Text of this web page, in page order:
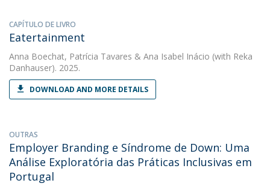
CAPÍTULO DE LIVRO
Eatertainment
Anna Boechat, Patrícia Tavares & Ana Isabel Inácio (with Reka
Danhauser). 2025.
DOWNLOAD AND MORE DETAILS
OUTRAS
Employer Branding e Síndrome de Down: Uma
Análise Exploratória das Práticas Inclusivas em
Portugal